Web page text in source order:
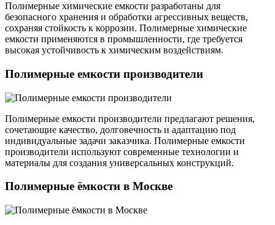
Полимерные химические емкости разработаны для
безопасного хранения и обработки агрессивных веществ,
сохраняя стойкость к коррозии. Полимерные химические
емкости применяются в промышленности, где требуется
высокая устойчивость к химическим воздействиям.
Полимерные емкости производители
Полимерные емкости производители предлагают решения,
сочетающие качество, долговечность и адаптацию под
индивидуальные задачи заказчика. Полимерные емкости
производители используют современные технологии и
материалы для создания универсальных конструкций.
Полимерные ёмкости в Москве